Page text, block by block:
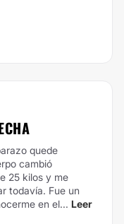
quede
cambió
25 kilos y me
todavía. Fue un
en el... Leer